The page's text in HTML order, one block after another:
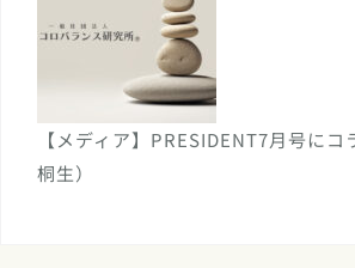
【メディア】PRESIDENT7月号に
桐生）